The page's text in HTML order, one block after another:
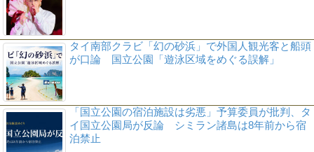
タイ南部クラビ「幻の砂浜」で外国人観光客と船頭
が口論 国立公園「遊泳区域をめぐる誤解」
「国立公園の宿泊施設は劣悪」予算委員が批判、タ
イ国立公園局が反論 シミラン諸島は8年前から宿
泊禁止